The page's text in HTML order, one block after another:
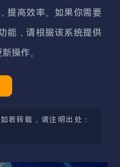
提高效率。如果你需要
能，请根据该系统提供
操作。
若转载，请注明出处：